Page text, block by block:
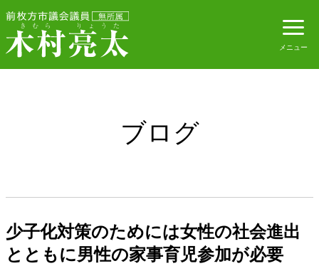
ブログ
少子化対策のためには女性の社会進出
とともに男性の家事育児参加が必要